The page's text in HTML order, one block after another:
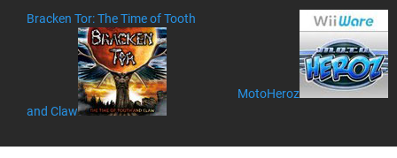
Bracken Tor: The Time of Tooth
and Claw
MotoHeroz